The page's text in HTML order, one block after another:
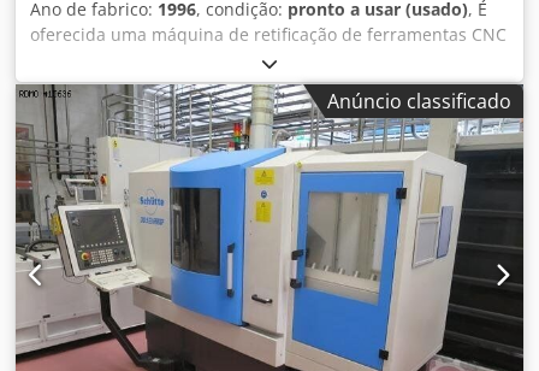
Possibilidade de envio para todo o mundo. As informações
acima foram obtidas conforme nossa melhor capacidade,
não podendo garantir total exatidão dos dados. Máquina
destinada à afiação de ferramentas, fresas, machos e
brocas. Similar às marcas Blohm, Elb, Ewag, Favretto,
Fenix, Ger, Jones & Shipman, Jung, Karstens, NUMAFFUT,
Okamoto, Okuma, Saacke, SMP, Studer, Vollmer, Walter.
Consulte também retificadoras cilíndricas ou planas,
tornos, centros de usinagem e fresadoras.
Ano de fabrico: 1996, condição: pronto a usar (usado), É
oferecida uma máquina de retificação de ferramentas CNC
de 5 eixos, marca WALTER, para a fabricação e afiação de
ferramentas de corte rotacionalmente simétricas, como
brocas, fresas, alargadores e ferramentas especiais.
Cursos X/Y/Z: 400 mm/250 mm/580 mm, faixa de rotação
do eixo C: +/-200°, eixo A: 360°, velocidade de
deslocamento rápido X/Y/Z: máx. 15 m/min, resolução dos
eixos lineares: 0,0001 mm, faixa de altura entre pontas:
130 mm - 165 mm, diâmetro máximo da peça de trabalho:
190 mm, fixação da peça de trabalho: ISO 50, potência do
motor do eixo: 4,4 kW, velocidade de rotação do eixo de
retificação: 6000 rpm, diâmetro do eixo: 70 mm, diâmetro
máximo do disco de retificação: 200 mm, controlo: WALTER
HMC 400. Dimensões totais X/Y/Z: aprox. 1420 mm/2010
Anúncio classificado